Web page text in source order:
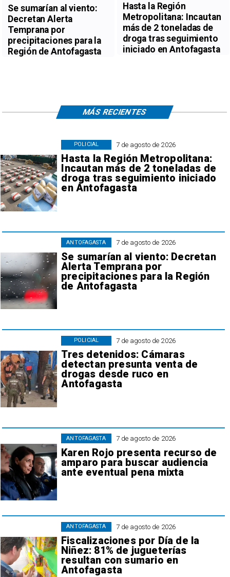
Se sumarían al viento:
Decretan Alerta
Temprana por
precipitaciones para la
Región de Antofagasta
Hasta la Región
Metropolitana: Incautan
más de 2 toneladas de
droga tras seguimiento
iniciado en Antofagasta
7 de agosto de 2026
Hasta la Región Metropolitana:
Incautan más de 2 toneladas de
droga tras seguimiento iniciado
en Antofagasta
POLICIAL
7 de agosto de 2026
Se sumarían al viento: Decretan
Alerta Temprana por
precipitaciones para la Región
de Antofagasta
ANTOFAGASTA
7 de agosto de 2026
Tres detenidos: Cámaras
detectan presunta venta de
drogas desde ruco en
Antofagasta
POLICIAL
7 de agosto de 2026
Karen Rojo presenta recurso de
amparo para buscar audiencia
ante eventual pena mixta
ANTOFAGASTA
7 de agosto de 2026
Fiscalizaciones por Día de la
Niñez: 81% de jugueterías
resultan con sumario en
Antofagasta
ANTOFAGASTA
MÁS RECIENTES